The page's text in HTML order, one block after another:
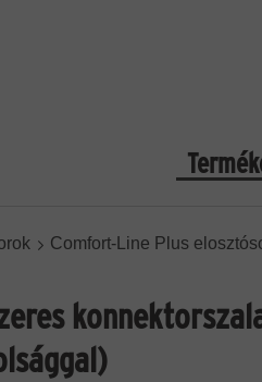
Comfort-Line Plus